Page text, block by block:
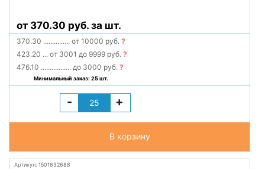
от 370.30 руб. за шт.
370.30 ............... от 10000 руб.?
423.20 ... от 3001 до 9999 руб.?
476.10 ................. до 3000 руб.?
Минимальный заказ: 25 шт.
- +
В корзину
Артикул: 1501632688